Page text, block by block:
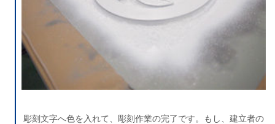
彫刻文字へ色を入れて、彫刻作業の完了です。もし、建立者の